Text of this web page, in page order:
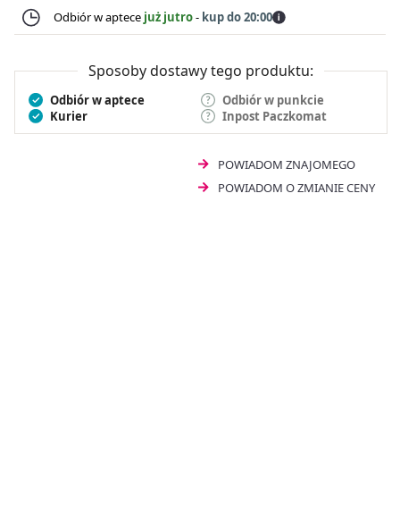
Odbiór w aptece już jutro- kup do 20:00
Sposoby dostawy tego produktu:
Odbiór w aptece
Odbiór w punkcie
Kurier
Inpost Paczkomat
POWIADOM ZNAJOMEGO
POWIADOM O ZMIANIE CENY